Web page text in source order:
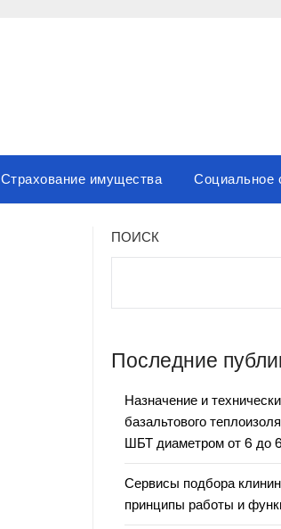
Страхование имущества Социальное
ПОИСК
Последние
Назначение и
базальтового
ШБТ диаметром от 6 до
Сервисы подбора
принципы работы и